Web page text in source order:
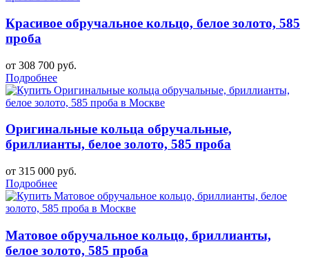
Красивое обручальное кольцо, белое золото, 585
проба
от 308 700 руб.
Подробнее
Оригинальные кольца обручальные,
бриллианты, белое золото, 585 проба
от 315 000 руб.
Подробнее
Матовое обручальное кольцо, бриллианты,
белое золото, 585 проба